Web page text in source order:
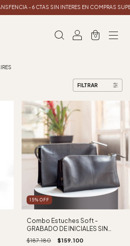
- 6 CTAS SIN INTERES EN COMPRAS
0
FILTRAR
15% OFF
Combo Estuches Soft -
GRABADO DE INICIALES SIN
CARGO -
$187.180 $159.100